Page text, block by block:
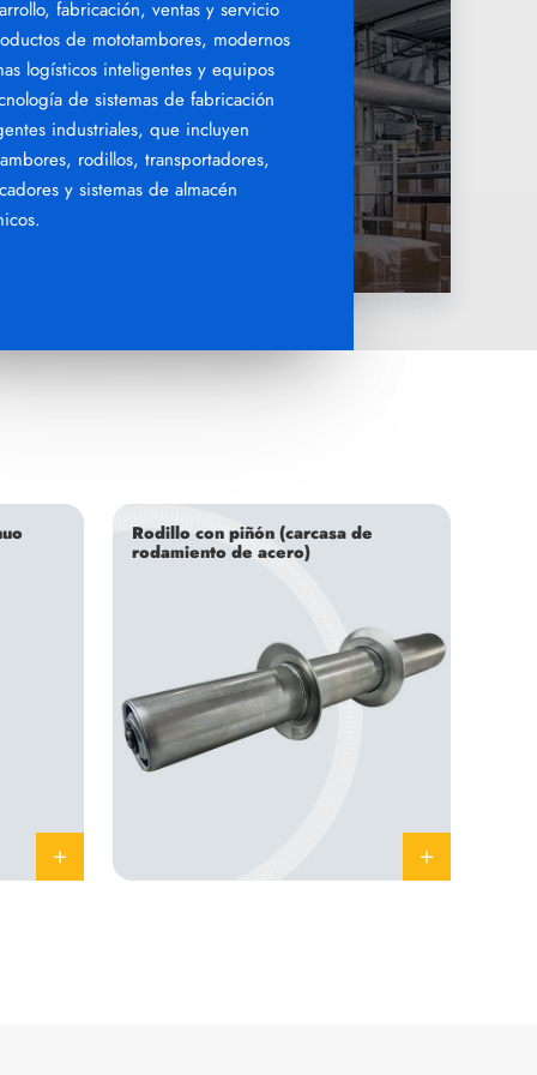
fabricación, ventas y servicio
de mototambores, modernos
logísticos inteligentes y equipos
de sistemas de fabricación
industriales, que incluyen
rodillos, transportadores,
y sistemas de almacén
Rodillo con piñón (carcasa de
rodamiento de acero)